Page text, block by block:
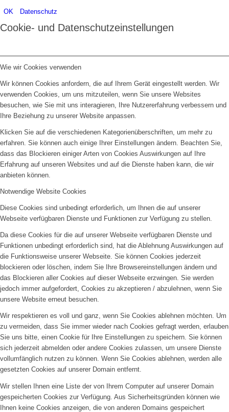
OK Datenschutz
Cookie- und Datenschutzeinstellungen
Wie wir Cookies verwenden
Wir können Cookies anfordern, die auf Ihrem Gerät eingestellt werden. Wir
verwenden Cookies, um uns mitzuteilen, wenn Sie unsere Websites
besuchen, wie Sie mit uns interagieren, Ihre Nutzererfahrung verbessern und
Ihre Beziehung zu unserer Website anpassen.
Klicken Sie auf die verschiedenen Kategorienüberschriften, um mehr zu
erfahren. Sie können auch einige Ihrer Einstellungen ändern. Beachten Sie,
dass das Blockieren einiger Arten von Cookies Auswirkungen auf Ihre
Erfahrung auf unseren Websites und auf die Dienste haben kann, die wir
anbieten können.
Notwendige Website Cookies
Diese Cookies sind unbedingt erforderlich, um Ihnen die auf unserer
Webseite verfügbaren Dienste und Funktionen zur Verfügung zu stellen.
Da diese Cookies für die auf unserer Webseite verfügbaren Dienste und
Funktionen unbedingt erforderlich sind, hat die Ablehnung Auswirkungen auf
die Funktionsweise unserer Webseite. Sie können Cookies jederzeit
blockieren oder löschen, indem Sie Ihre Browsereinstellungen ändern und
das Blockieren aller Cookies auf dieser Webseite erzwingen. Sie werden
jedoch immer aufgefordert, Cookies zu akzeptieren / abzulehnen, wenn Sie
unsere Website erneut besuchen.
Wir respektieren es voll und ganz, wenn Sie Cookies ablehnen möchten. Um
zu vermeiden, dass Sie immer wieder nach Cookies gefragt werden, erlauben
Sie uns bitte, einen Cookie für Ihre Einstellungen zu speichern. Sie können
sich jederzeit abmelden oder andere Cookies zulassen, um unsere Dienste
vollumfänglich nutzen zu können. Wenn Sie Cookies ablehnen, werden alle
gesetzten Cookies auf unserer Domain entfernt.
Wir stellen Ihnen eine Liste der von Ihrem Computer auf unserer Domain
gespeicherten Cookies zur Verfügung. Aus Sicherheitsgründen können wie
Ihnen keine Cookies anzeigen, die von anderen Domains gespeichert